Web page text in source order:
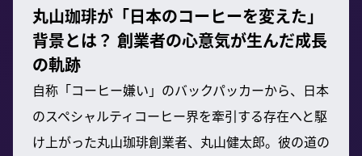
丸山珈琲が「日本のコーヒーを変えた」
背景とは？ 創業者の心意気が生んだ成長
の軌跡
自称「コーヒー嫌い」のバックパッカーから、日本
のスペシャルティコーヒー界を牽引する存在へと駆
け上がった丸山珈琲創業者、丸山健太郎。彼の道の